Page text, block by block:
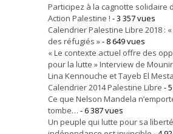
Participez à la cagnotte solidaire
Action Palestine ! - 3 357 vues
Calendrier Palestine Libre 2018 :
des réfugiés »- 8 649 vues
« Le contexte actuel offre des
pour la lutte » Interview de
Lina Kennouche et Tayeb El
Calendrier 2014 Palestine Libre -
Ce que Nelson Mandela
tombe… - 6 387 vues
Un peuple qui lutte pour sa